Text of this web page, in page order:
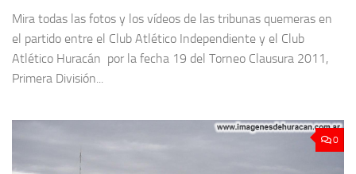
Mira todas las fotos y los vídeos de las tribunas quemeras en
el partido entre el Club Atlético Independiente y el Club
Atlético Huracán por la fecha 19 del Torneo Clausura 2011,
Primera División...
0